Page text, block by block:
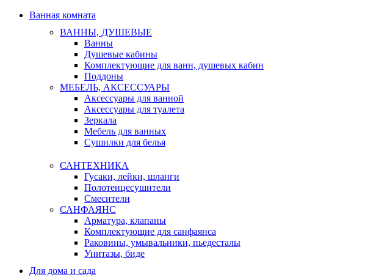
Ванная комната
ВАННЫ, ДУШЕВЫЕ
Ванны
Душевые кабины
Комплектующие для ванн, душевых кабин
Поддоны
МЕБЕЛЬ, АКСЕССУАРЫ
Аксессуары для ванной
Аксессуары для туалета
Зеркала
Мебель для ванных
Сушилки для белья
САНТЕХНИКА
Гусаки, лейки, шланги
Полотенцесушители
Смесители
САНФАЯНС
Арматура, клапаны
Комплектующие для санфаянса
Раковины, умывальники, пьедесталы
Унитазы, биде
Для дома и сада